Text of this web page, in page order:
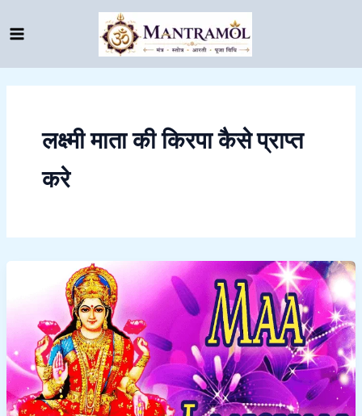
to
लक्ष्मी माता की किरपा कैसे प्राप्त
करे
chamatkari
totke,
dhan
Prapti
ke
28